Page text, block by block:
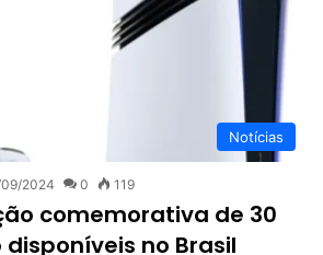
Notícias
2024 0 119
comemorativa de 30
no Brasil